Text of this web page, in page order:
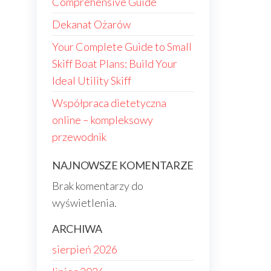
Dekanat Ożarów
Your Complete Guide to Small
Skiff Boat Plans: Build Your
Ideal Utility Skiff
Współpraca dietetyczna
online – kompleksowy
przewodnik
NAJNOWSZE KOMENTARZE
Brak komentarzy do
wyświetlenia.
ARCHIWA
sierpień 2026